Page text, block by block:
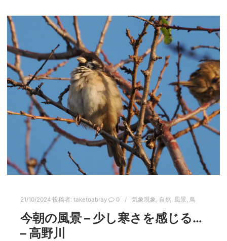
21/10/2024 投稿者: taketoabray 0 気象現象, 自然, 風景, 鳥
今朝の風景 – 少し寒さを感じる…
– 高野川